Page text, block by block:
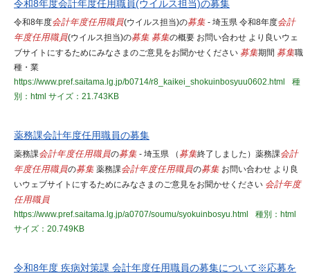
令和8年度会計年度任用職員(ウイルス担当)の募集
令和8年度会計年度任用職員(ウイルス担当)の募集 - 埼玉県 令和8年度会計
年度任用職員(ウイルス担当)の募集 募集の概要 お問い合わせ より良いウェ
ブサイトにするためにみなさまのご意見をお聞かせください 募集期間 募集職
種・業
https://www.pref.saitama.lg.jp/b0714/r8_kaikei_shokuinbosyuu0602.html
種
別：html サイズ：21.743KB
薬務課会計年度任用職員の募集
薬務課会計年度任用職員の募集 - 埼玉県 （ 募集終了しました）薬務課会計
年度任用職員の募集 薬務課会計年度任用職員の募集 お問い合わせ より良
いウェブサイトにするためにみなさまのご意見をお聞かせください 会計年度
任用職員
https://www.pref.saitama.lg.jp/a0707/soumu/syokuinbosyu.html
種別：html
サイズ：20.749KB
令和8年度 疾病対策課 会計年度任用職員の募集について※応募を